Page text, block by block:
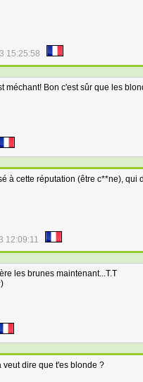
15:25:58
méchant! Bon c'est sûr que les
à cette réputation (être c**ne),
12:09:11
les brunes maintenant...T.T
veut dire que t'es blonde ?